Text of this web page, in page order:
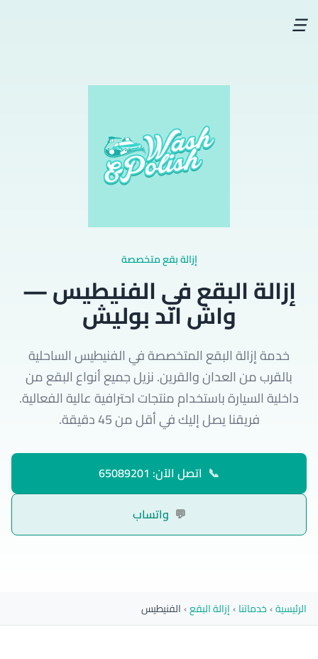
☰
إزالة بقع متخصصة
إزالة البقع في الفنيطيس —
واش اند بوليش
خدمة إزالة البقع المتخصصة في الفنيطيس الساحلية
بالقرب من العدان والقرين. نزيل جميع أنواع البقع من
داخلية السيارة باستخدام منتجات احترافية عالية الفعالية.
فريقنا يصل إليك في أقل من 45 دقيقة.
📞 اتصل الآن: 65089201
💬 واتساب
الرئيسية›خدماتنا›إزالة البقع›الفنيطيس